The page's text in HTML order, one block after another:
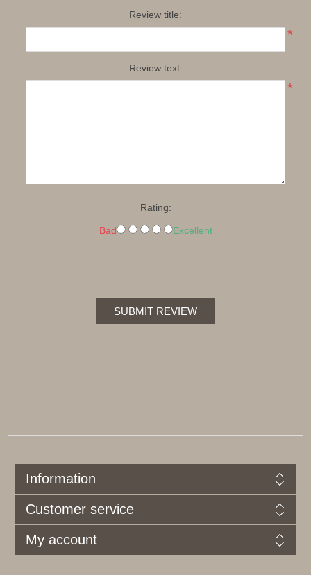
Review title:
*
Review text:
*
Rating:
Bad Excellent
SUBMIT REVIEW
Information
Customer service
My account